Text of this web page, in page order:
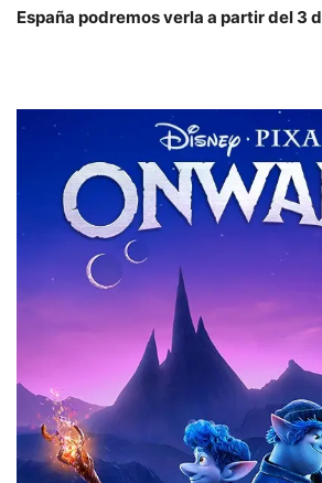
España podremos verla a partir del 3